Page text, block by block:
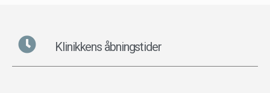
Klinikkens åbningstider